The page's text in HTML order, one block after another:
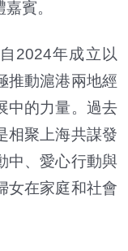
賓。
2024年成立以
推動滬港兩地經
中的力量。過去
相聚上海共謀發
中、愛心行動與
女在家庭和社會